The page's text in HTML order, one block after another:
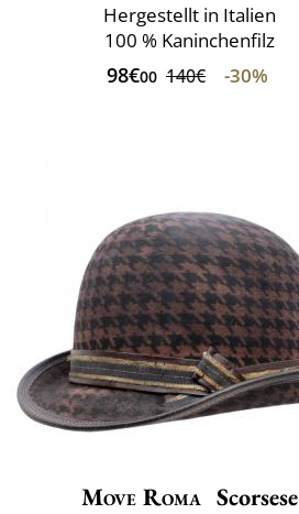
Hergestellt in Italien
100 % Kaninchenfilz
98€00 140€ -30%
Move Roma Scorsese